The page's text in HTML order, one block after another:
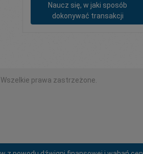
Naucz się, w jaki sposób
dokonywać transakcji
prawa zastrzeżone.